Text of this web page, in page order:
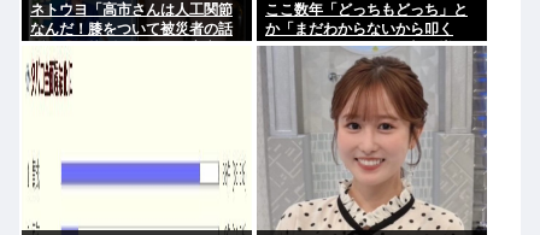
ネトウヨ「高市さんは人工関節
なんだ！膝をついて被災者の話
聞くとか拷問だろ！」⇒高市の
膝に人工関節の手術痕が見当た
らない
ここ数年「どっちもどっち」と
か「まだわからないから叩く
な」とかゆうチキン野郎が増え
たけどどっから来たの？(´・ω・